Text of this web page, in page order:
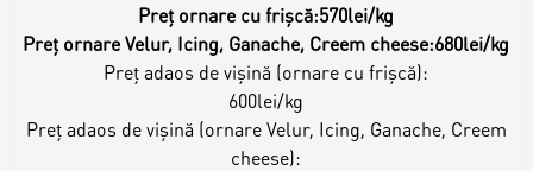
Preț ornare cu frișcă:570lei/kg
Preț ornare Velur, Icing, Ganache, Creem cheese:680lei/kg
Preț adaos de vișină (ornare cu frișcă):
600lei/kg
Preț adaos de vișină (ornare Velur, Icing, Ganache, Creem
cheese):